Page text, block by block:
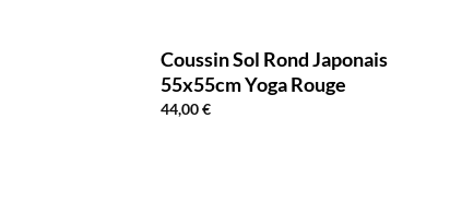
Coussin Sol Rond Japonais
55x55cm Yoga Rouge
44,00€